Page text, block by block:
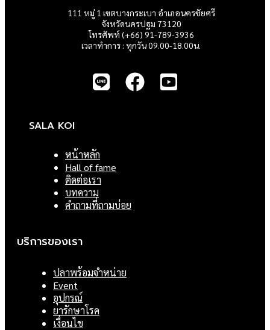
111 หมู่ 1 เขตบางกระเบา อำเภอนครชัยศรี
จังหวัดนครปฐม 73120
โทรศัพท์ (+66) 91-789-3936
เวลาทำการ : ทุกวัน 09.00-18.00น.
SALA KOI
หน้าหลัก
Hall of fame
ติดต่อเรา
บทความ
คำถามที่ถามบ่อย
บริการของเรา
ปลาพร้อมจำหน่าย
Event
อุปกรณ์
ยารักษาโรค
เงื่อนไข